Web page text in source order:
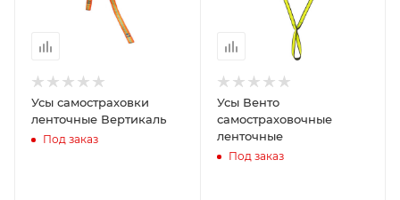
Усы самостраховки
ленточные Вертикаль
Под заказ
Усы Венто
самостраховочные
ленточные
Под заказ